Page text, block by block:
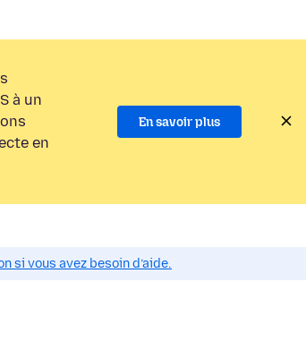
à un
en
En savoir plus
si vous avez besoin d’aide.